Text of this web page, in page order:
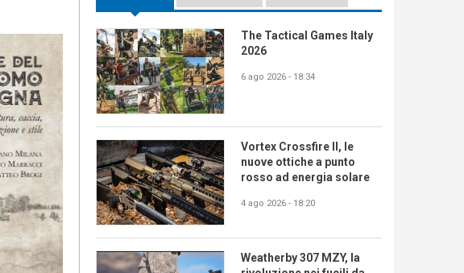
The Tactical Games Italy
2026
6 ago 2026 - 18:34
Vortex Crossfire II, le
nuove ottiche a punto
rosso ad energia solare
4 ago 2026 - 18:20
Weatherby 307 MZY, la